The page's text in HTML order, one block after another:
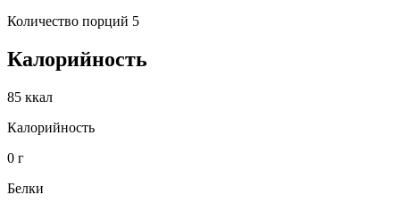
Количество порций 5
Калорийность
85 ккал
Калорийность
0 г
Белки